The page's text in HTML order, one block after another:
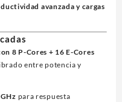
avanzada y cargas
8 P-Cores + 16 E-Cores
entre potencia y
para respuesta